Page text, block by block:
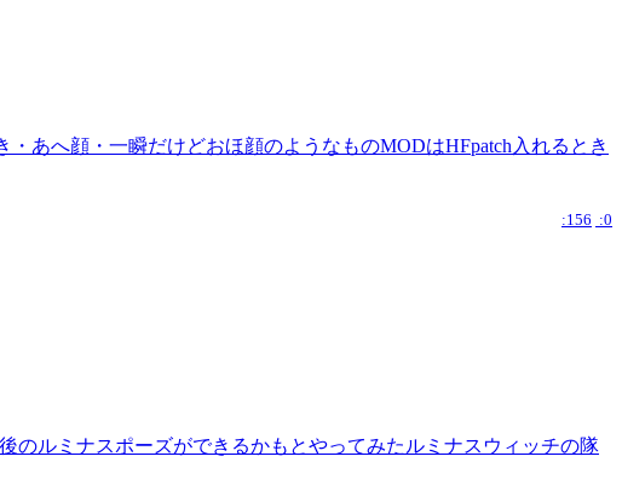
あへ顔・一瞬だけどおほ顔のようなものMODはHFpatch入れるとき
:156 :0
ルミナスポーズができるかもとやってみたルミナスウィッチの隊